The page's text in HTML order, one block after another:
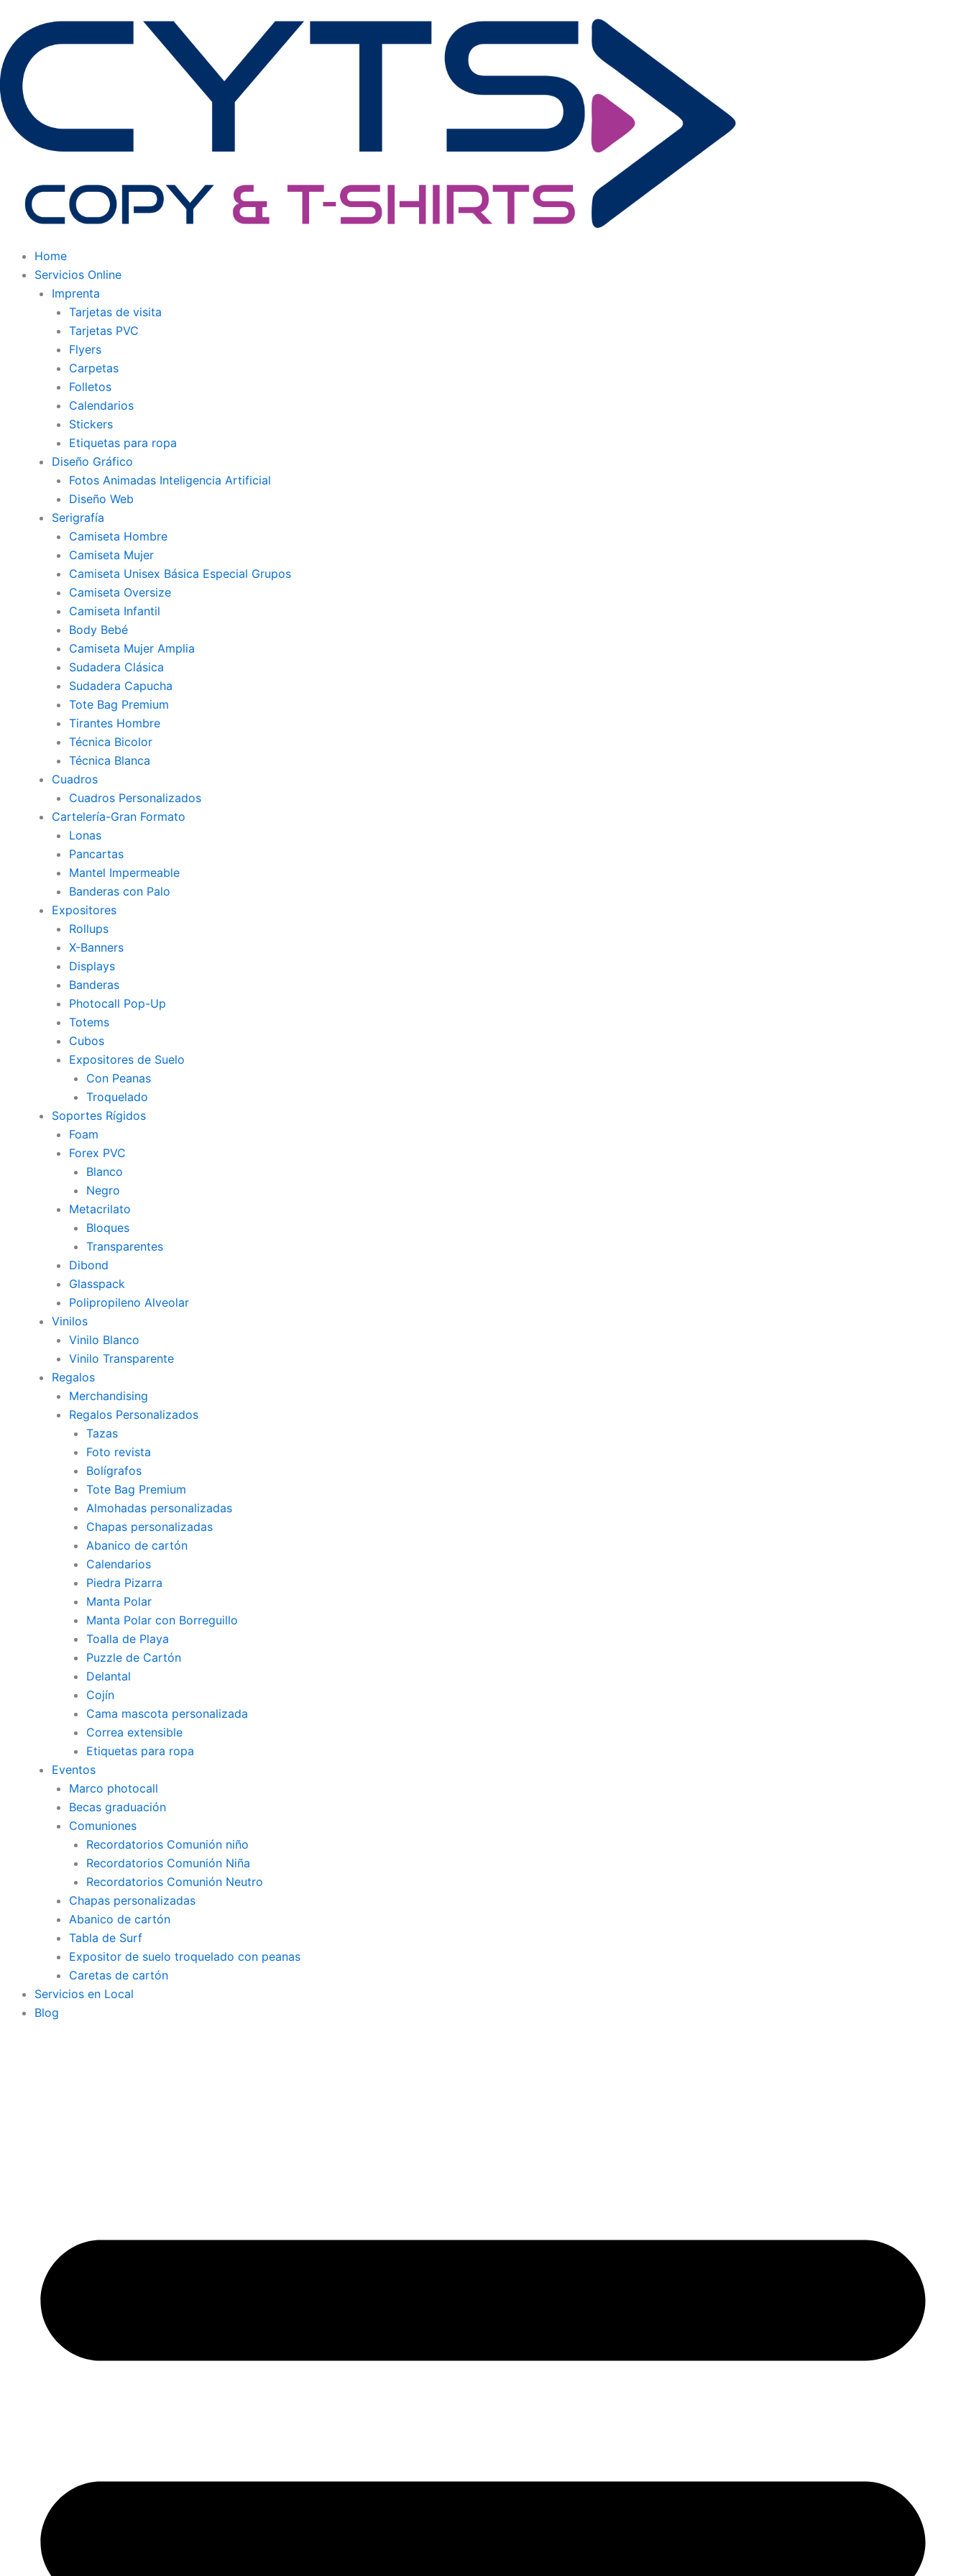
contenido
Home
Servicios Online
Imprenta
Tarjetas de visita
Tarjetas PVC
Flyers
Carpetas
Folletos
Calendarios
Stickers
Etiquetas para ropa
Diseño Gráfico
Fotos Animadas Inteligencia Artificial
Diseño Web
Serigrafía
Camiseta Hombre
Camiseta Mujer
Camiseta Unisex Básica Especial Grupos
Camiseta Oversize
Camiseta Infantil
Body Bebé
Camiseta Mujer Amplia
Sudadera Clásica
Sudadera Capucha
Tote Bag Premium
Tirantes Hombre
Técnica Bicolor
Técnica Blanca
Cuadros
Cuadros Personalizados
Cartelería-Gran Formato
Lonas
Pancartas
Mantel Impermeable
Banderas con Palo
Expositores
Rollups
X-Banners
Displays
Banderas
Photocall Pop-Up
Totems
Cubos
Expositores de Suelo
Con Peanas
Troquelado
Soportes Rígidos
Foam
Forex PVC
Blanco
Negro
Metacrilato
Bloques
Transparentes
Dibond
Glasspack
Polipropileno Alveolar
Vinilos
Vinilo Blanco
Vinilo Transparente
Regalos
Merchandising
Regalos Personalizados
Tazas
Foto revista
Bolígrafos
Tote Bag Premium
Almohadas personalizadas
Chapas personalizadas
Abanico de cartón
Calendarios
Piedra Pizarra
Manta Polar
Manta Polar con Borreguillo
Toalla de Playa
Puzzle de Cartón
Delantal
Cojín
Cama mascota personalizada
Correa extensible
Etiquetas para ropa
Eventos
Marco photocall
Becas graduación
Comuniones
Recordatorios Comunión niño
Recordatorios Comunión Niña
Recordatorios Comunión Neutro
Chapas personalizadas
Abanico de cartón
Tabla de Surf
Expositor de suelo troquelado con peanas
Caretas de cartón
Servicios en Local
Blog